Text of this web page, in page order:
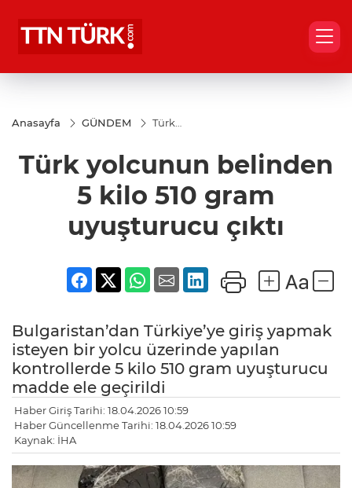
Anasayfa GÜNDEM
Türk
kilo 510
gram
uyuşturucu
çıktı
Türk yolcunun belinden
5 kilo 510 gram
uyuşturucu çıktı
Bulgaristan’dan Türkiye’ye giriş yapmak
isteyen bir yolcu üzerinde yapılan
kontrollerde 5 kilo 510 gram uyuşturucu
madde ele geçirildi
Haber Giriş Tarihi: 18.04.2026 10:59
Haber Güncellenme Tarihi: 18.04.2026 10:59
Kaynak: İHA